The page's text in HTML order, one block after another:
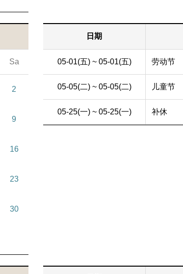
Sa
2
9
16
23
30
日期
05-01(五) ~ 05-01(五) 劳动节
05-05(二) ~ 05-05(二) 儿童节
05-25(一) ~ 05-25(一) 补休